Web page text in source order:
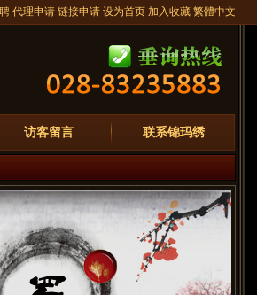
代理申请 链接申请 设为首页 加入收藏 繁體中文
联系锦玛绣
访客留言